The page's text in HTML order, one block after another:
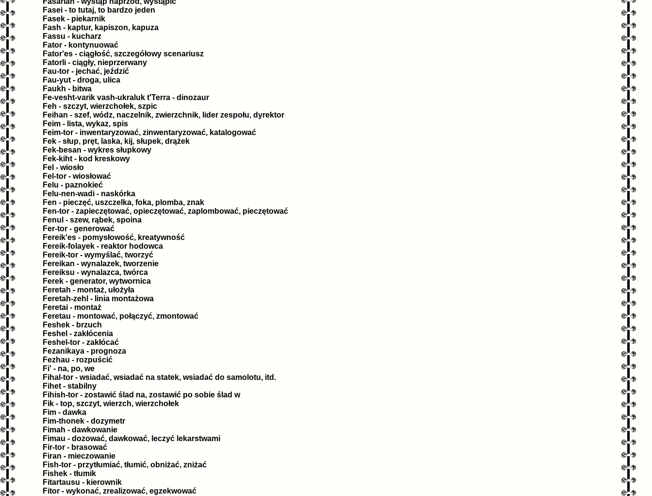
Fasei - to tutaj, to bardzo jeden
Fasek - piekarnik
Fash - kaptur, kapiszon, kapuza
Fassu - kucharz
Fator - kontynuować
Fator'es - ciągłość, szczegółowy scenariusz
Fatorli - ciągły, nieprzerwany
Fau-tor - jechać, jeździć
Fau-yut - droga, ulica
Faukh - bitwa
Fe-vesht-varik vash-ukraluk t'Terra - dinozaur
Feh - szczyt, wierzchołek, szpic
Feihan - szef, wódz, naczelnik, zwierzchnik, lider zespołu, dyrektor
Feim - lista, wykaz, spis
Feim-tor - inwentaryzować, zinwentaryzować, katalogować
Fek - słup, pręt, laska, kij, słupek, drążek
Fek-besan - wykres słupkowy
Fek-kiht - kod kreskowy
Fel - wiosło
Fel-tor - wiosłować
Felu - paznokieć
Felu-nen-wadi - naskórka
Fen - pieczęć, uszczelka, foka, plomba, znak
Fen-tor - zapieczętować, opieczętować, zaplombować, pieczętować
Fenul - szew, rąbek, spoina
Fer-tor - generować
Fereik'es - pomysłowość, kreatywność
Fereik-folayek - reaktor hodowca
Fereik-tor - wymyślać, tworzyć
Fereikan - wynalazek, tworzenie
Fereiksu - wynalazca, twórca
Ferek - generator, wytwornica
Feretah - montaż, ułożyła
Feretah-zehl - linia montażowa
Feretai - montaż
Feretau - montować, połączyć, zmontować
Feshek - brzuch
Feshel - zakłócenia
Feshel-tor - zakłócać
Fezanikaya - prognoza
Fezhau - rozpuścić
Fi' - na, po, we
Fihal-tor - wsiadać, wsiadać na statek, wsiadać do samolotu, itd.
Fihet - stabilny
Fihish-tor - zostawić ślad na, zostawić po sobie ślad w
Fik - top, szczyt, wierzch, wierzchołek
Fim - dawka
Fim-thonek - dozymetr
Fimah - dawkowanie
Fimau - dozować, dawkować, leczyć lekarstwami
Fir-tor - brasować
Firan - mieczowanie
Fish-tor - przytłumiać, tłumić, obniżać, zniżać
Fishek - tłumik
Fitartausu - kierownik
Fitor - wykonać, zrealizować, egzekwować